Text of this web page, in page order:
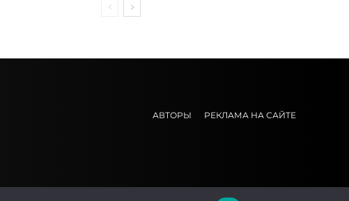
АВТОРЫ РЕКЛАМА НА САЙТЕ